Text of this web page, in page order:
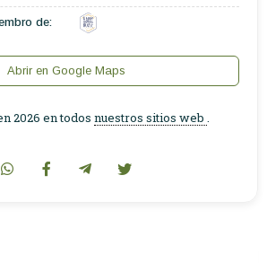
de:
Abrir en Google Maps
2026 en todos nuestros sitios web .